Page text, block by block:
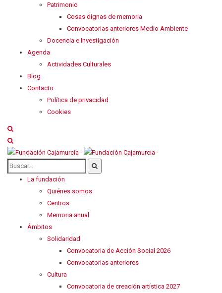
Patrimonio
Cosas dignas de memoria
Convocatorias anteriores Medio Ambiente
Docencia e Investigación
Agenda
Actividades Culturales
Blog
Contacto
Política de privacidad
Cookies
La fundación
Quiénes somos
Centros
Memoria anual
Ámbitos
Solidaridad
Convocatoria de Acción Social 2026
Convocatorias anteriores
Cultura
Convocatoria de creación artística 2027